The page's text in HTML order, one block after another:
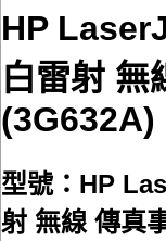
HP
白雷射 無
(3G632A)
型號：HP
射 無線 傳真